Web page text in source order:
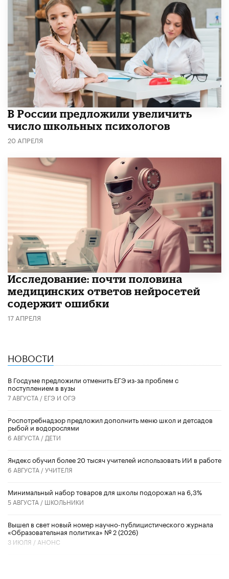
В России предложили увеличить
число школьных психологов
20 АПРЕЛЯ
Исследование: почти половина
медицинских ответов нейросетей
содержит ошибки
17 АПРЕЛЯ
НОВОСТИ
В Госдуме предложили отменить ЕГЭ из-за проблем с
поступлением в вузы
7 АВГУСТА / ЕГЭ И ОГЭ
Роспотребнадзор предложил дополнить меню школ и детсадов
рыбой и водорослями
6 АВГУСТА / ДЕТИ
​Яндекс обучил более 20 тысяч учителей использовать ИИ в работе
6 АВГУСТА /УЧИТЕЛЯ
Минимальный набор товаров для школы подорожал на 6,3%
5 АВГУСТА / ШКОЛЬНИКИ
Вышел в свет новый номер научно-публицистического журнала
«Образовательная политика» № 2 (2026)
3 ИЮЛЯ / АНОНС